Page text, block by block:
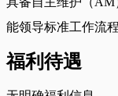
能领导标准工作流
福利待遇